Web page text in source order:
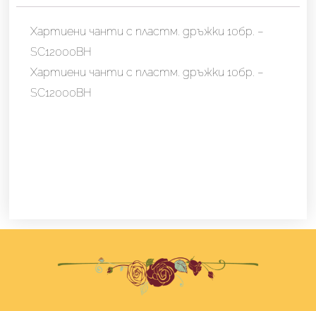
10бр.
SC12000BH
Хартиени чанти с пластм. дръжки 10бр. –
SC12000BH
Хартиени чанти с пластм. дръжки 10бр. –
SC12000BH